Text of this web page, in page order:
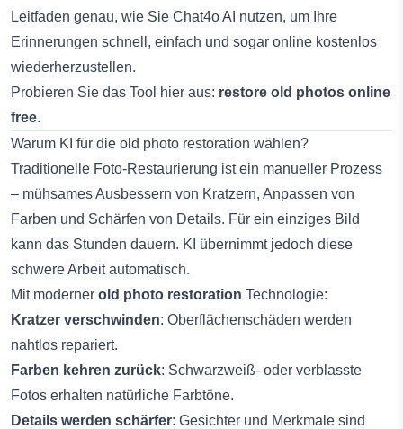
Leitfaden genau, wie Sie Chat4o AI nutzen, um Ihre
Erinnerungen schnell, einfach und sogar online kostenlos
wiederherzustellen.
Probieren Sie das Tool hier aus: restore old photos online
free.
Warum KI für die old photo restoration wählen?
Traditionelle Foto-Restaurierung ist ein manueller Prozess
– mühsames Ausbessern von Kratzern, Anpassen von
Farben und Schärfen von Details. Für ein einziges Bild
kann das Stunden dauern. KI übernimmt jedoch diese
schwere Arbeit automatisch.
Mit moderner old photo restoration Technologie:
Kratzer verschwinden: Oberflächenschäden werden
nahtlos repariert.
Farben kehren zurück: Schwarzweiß- oder verblasste
Fotos erhalten natürliche Farbtöne.
Details werden schärfer: Gesichter und Merkmale sind